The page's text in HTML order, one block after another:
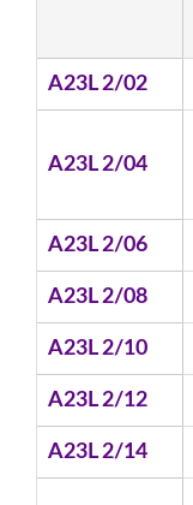
A23L 2/02
A23L 2/04
A23L 2/06
A23L 2/08
A23L 2/10
A23L 2/12
A23L 2/14